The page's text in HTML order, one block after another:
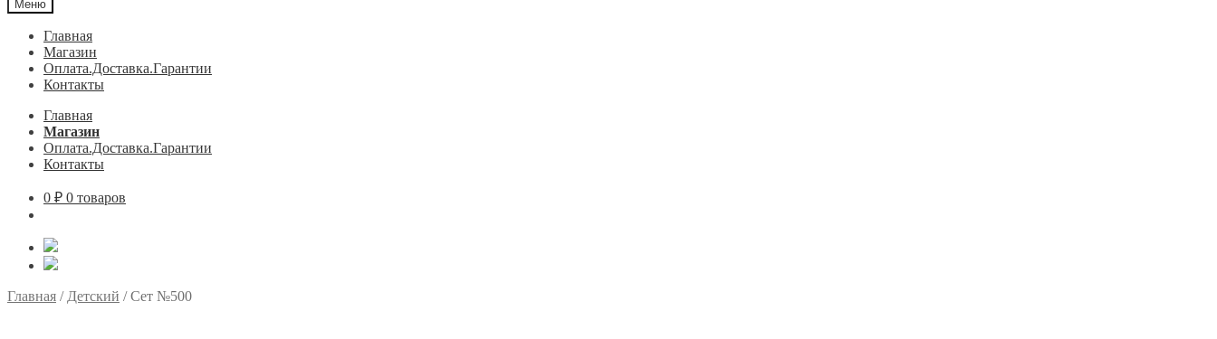
Меню
Главная
Магазин
Оплата.Доставка.Гарантии
Контакты
Главная
Магазин
Оплата.Доставка.Гарантии
Контакты
0 ₽ 0 товаров
Главная / Детский /Сет №500